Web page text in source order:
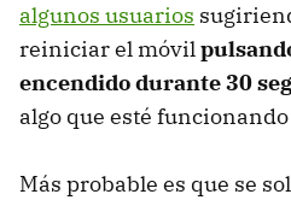
algunos usuarios
reiniciar el móvil
encendido durante 30
algo que esté
Más probable es que se